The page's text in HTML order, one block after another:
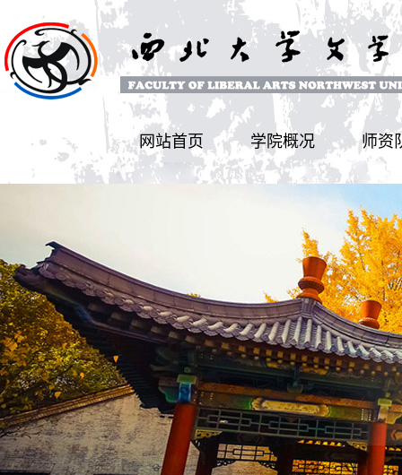
网站首页 学院概况 师资